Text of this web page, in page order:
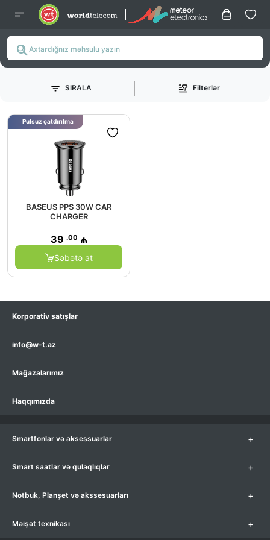
SIRALA Filterlər
BASEUS PPS 30W CAR
CHARGER
39 .00 ₼
Səbətə at
Pulsuz çatdırılma
Korporativ satışlar
info@w-t.az
Mağazalarımız
Haqqımızda
Smartfonlar və aksessuarlar +
Smart saatlar və qulaqlıqlar +
Notbuk, Planşet və akssesuarları +
Məişət texnikası +